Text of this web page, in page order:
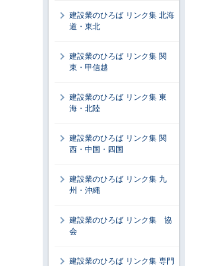
建設業のひろば リンク集 北海
道・東北
建設業のひろば リンク集 関
東・甲信越
建設業のひろば リンク集 東
海・北陸
建設業のひろば リンク集 関
西・中国・四国
建設業のひろば リンク集 九
州・沖縄
建設業のひろば リンク集 協
会
建設業のひろば リンク集 専門